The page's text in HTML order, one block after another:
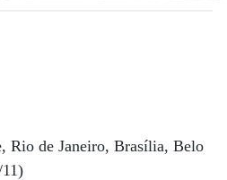
Rio de Janeiro, Brasília, Belo